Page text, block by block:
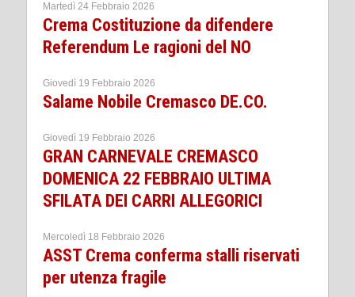
Martedì 24 Febbraio 2026
Crema Costituzione da difendere
Referendum Le ragioni del NO
Giovedì 19 Febbraio 2026
Salame Nobile Cremasco DE.CO.
Giovedì 19 Febbraio 2026
GRAN CARNEVALE CREMASCO
DOMENICA 22 FEBBRAIO ULTIMA
SFILATA DEI CARRI ALLEGORICI
Mercoledì 18 Febbraio 2026
ASST Crema conferma stalli riservati
per utenza fragile